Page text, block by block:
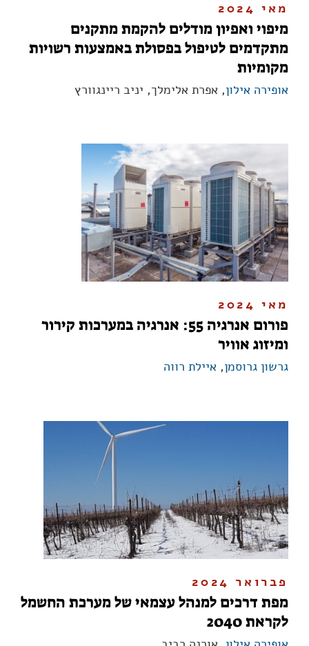
מאי 2024
מיפוי ואפיון מודלים להקמת מתקנים
מתקדמים לטיפול בפסולת באמצעות רשויות
מקומיות
אופירה אילון, אפרת אלימלך, יניב ריינגוורץ
מאי 2024
פורום אנרגיה 55: אנרגיה במערכות קירור
ומיזוג אוויר
גרשון גרוסמן, איילת רווה
פברואר 2024
מפת דרכים למנהל עצמאי של מערכת החשמל
לקראת 2040